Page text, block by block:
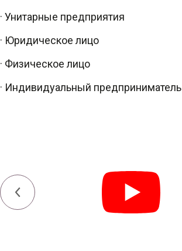
· Унитарные предприятия
· Юридическое лицо
· Физическое лицо
· Индивидуальный предприниматель